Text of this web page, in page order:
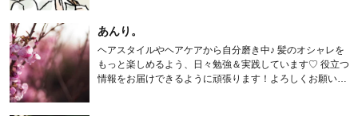
あんり。
ヘアスタイルやヘアケアから自分磨き中♪ 髪のオシャレを
もっと楽しめるよう、日々勉強＆実践しています♡ 役立つ
情報をお届けできるように頑張ります！よろしくお願いし